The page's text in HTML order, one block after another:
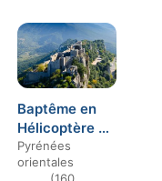
Baptême en
Hélicoptère à
Perpignan
Pyrénées
orientales